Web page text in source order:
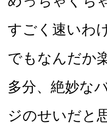
すごく速いわ
でもなんだか
多分、絶妙な
ジのせいだと